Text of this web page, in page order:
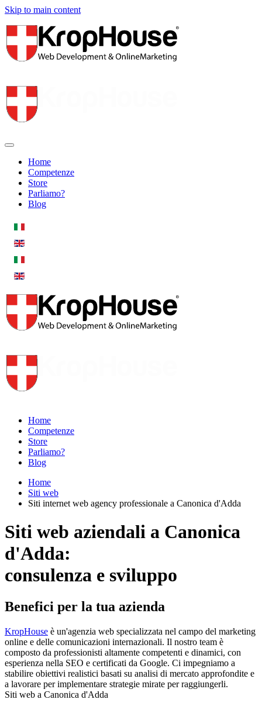
Skip to main content
Home
Competenze
Store
Parliamo?
Blog
Home
Competenze
Store
Parliamo?
Blog
Home
Siti web
Siti internet web agency professionale a Canonica d'Adda
Siti web aziendali a Canonica
d'Adda:
consulenza e sviluppo
Benefici per la tua azienda
KropHouse è un'agenzia web specializzata nel campo del marketing
online e delle comunicazioni internazionali. Il nostro team è
composto da professionisti altamente competenti e dinamici, con
esperienza nella SEO e certificati da Google. Ci impegniamo a
stabilire obiettivi realistici basati su analisi di mercato approfondite e
a lavorare per implementare strategie mirate per raggiungerli.
Siti web a Canonica d'Adda